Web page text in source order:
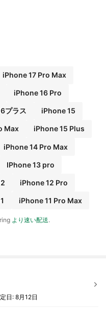
11/11promax/対
、耐衝撃、落下防止、傷防
iPhone 17 Pro Max
iPhone 16 Pro
プラス iPhone 15
Max iPhone 15 Plus
iPhone 14 Pro Max
IPhone 13 pro
iPhone 12 Pro
iPhone 11 Pro Max
より速い配送.
日: 8月12日